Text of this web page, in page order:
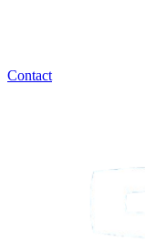
Contact